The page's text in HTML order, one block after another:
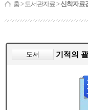
홈> 도서관자료 >신착자료